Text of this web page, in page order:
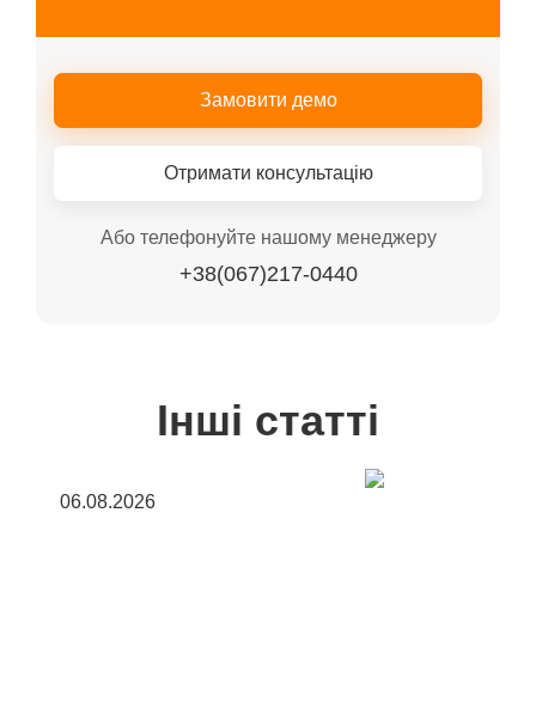
Замовити демо
Отримати консультацію
Або телефонуйте нашому менеджеру
+38(067)217-0440
Інші статті
06.08.2026